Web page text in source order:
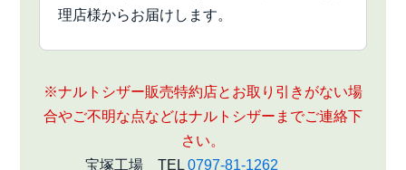
理店様からお届けします。
※ナルトシザー販売特約店とお取り引きがない場
合やご不明な点などはナルトシザーまでご連絡下
さい。
宝塚工場 TEL 0797-81-1262